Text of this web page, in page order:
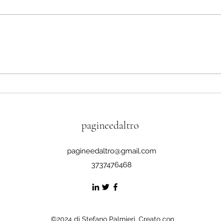
pagineedaltro
3737476468
pagineedaltro@gmail.com
©2024 di Stefano Palmieri. Creato con